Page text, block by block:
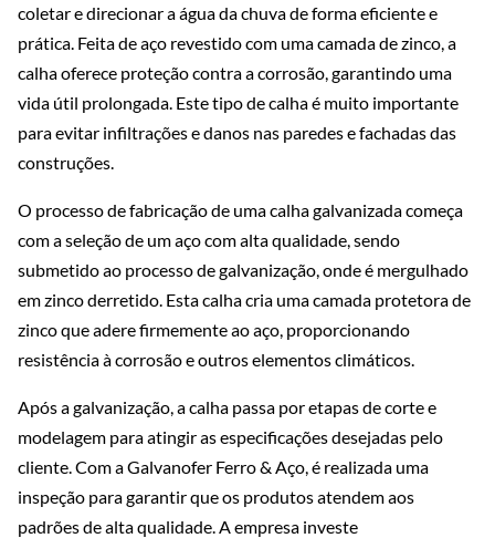
coletar e direcionar a água da chuva de forma eficiente e
prática. Feita de aço revestido com uma camada de zinco, a
calha oferece proteção contra a corrosão, garantindo uma
vida útil prolongada. Este tipo de calha é muito importante
para evitar infiltrações e danos nas paredes e fachadas das
construções.
O processo de fabricação de uma calha galvanizada começa
com a seleção de um aço com alta qualidade, sendo
submetido ao processo de galvanização, onde é mergulhado
em zinco derretido. Esta calha cria uma camada protetora de
zinco que adere firmemente ao aço, proporcionando
resistência à corrosão e outros elementos climáticos.
Após a galvanização, a calha passa por etapas de corte e
modelagem para atingir as especificações desejadas pelo
cliente. Com a Galvanofer Ferro & Aço, é realizada uma
inspeção para garantir que os produtos atendem aos
padrões de alta qualidade. A empresa investe